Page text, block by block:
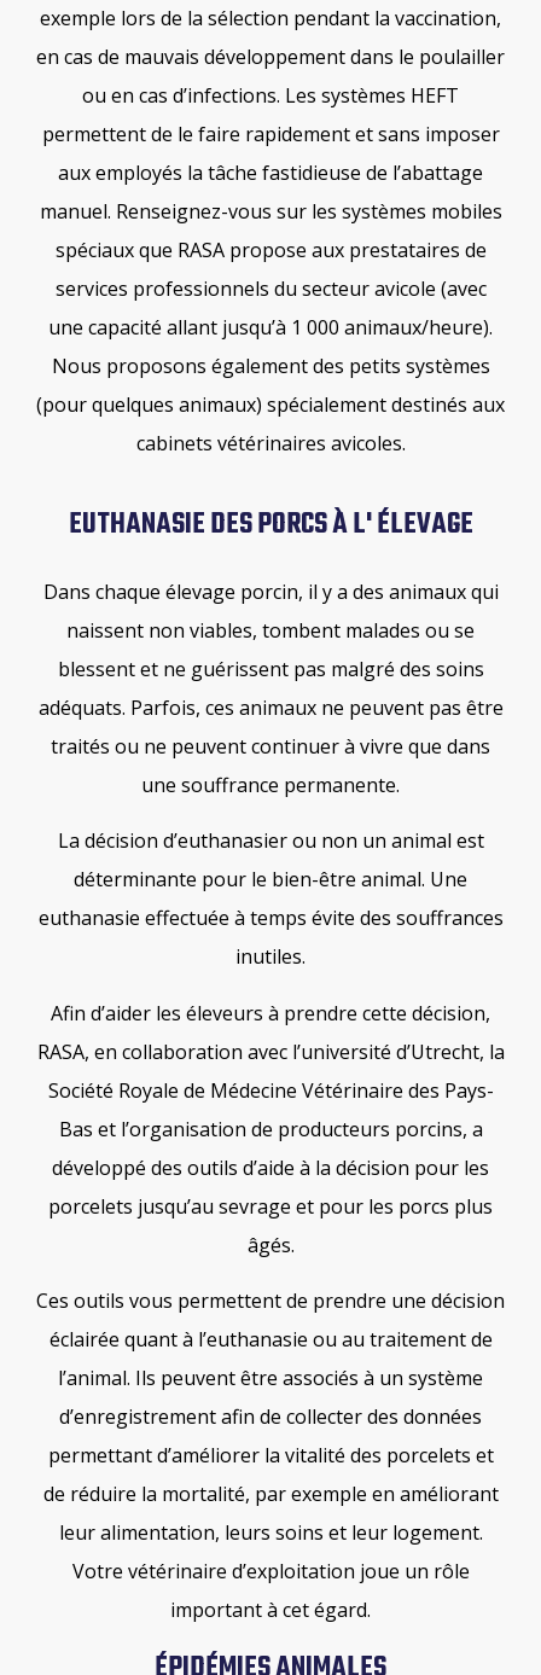
exemple lors de la sélection pendant la vaccination,
en cas de mauvais développement dans le poulailler
ou en cas d’infections. Les systèmes HEFT
permettent de le faire rapidement et sans imposer
aux employés la tâche fastidieuse de l’abattage
manuel. Renseignez-vous sur les systèmes mobiles
spéciaux que RASA propose aux prestataires de
services professionnels du secteur avicole (avec
une capacité allant jusqu’à 1 000 animaux/heure).
Nous proposons également des petits systèmes
(pour quelques animaux) spécialement destinés aux
cabinets vétérinaires avicoles.
EUTHANASIE DES PORCS À L' ÉLEVAGE
Dans chaque élevage porcin, il y a des animaux qui
naissent non viables, tombent malades ou se
blessent et ne guérissent pas malgré des soins
adéquats. Parfois, ces animaux ne peuvent pas être
traités ou ne peuvent continuer à vivre que dans
une souffrance permanente.
La décision d’euthanasier ou non un animal est
déterminante pour le bien-être animal. Une
euthanasie effectuée à temps évite des souffrances
inutiles.
Afin d’aider les éleveurs à prendre cette décision,
RASA, en collaboration avec l’université d’Utrecht, la
Société Royale de Médecine Vétérinaire des Pays-
Bas et l’organisation de producteurs porcins, a
développé des outils d’aide à la décision pour les
porcelets jusqu’au sevrage et pour les porcs plus
âgés.
Ces outils vous permettent de prendre une décision
éclairée quant à l’euthanasie ou au traitement de
l’animal. Ils peuvent être associés à un système
d’enregistrement afin de collecter des données
permettant d’améliorer la vitalité des porcelets et
de réduire la mortalité, par exemple en améliorant
leur alimentation, leurs soins et leur logement.
Votre vétérinaire d’exploitation joue un rôle
important à cet égard.